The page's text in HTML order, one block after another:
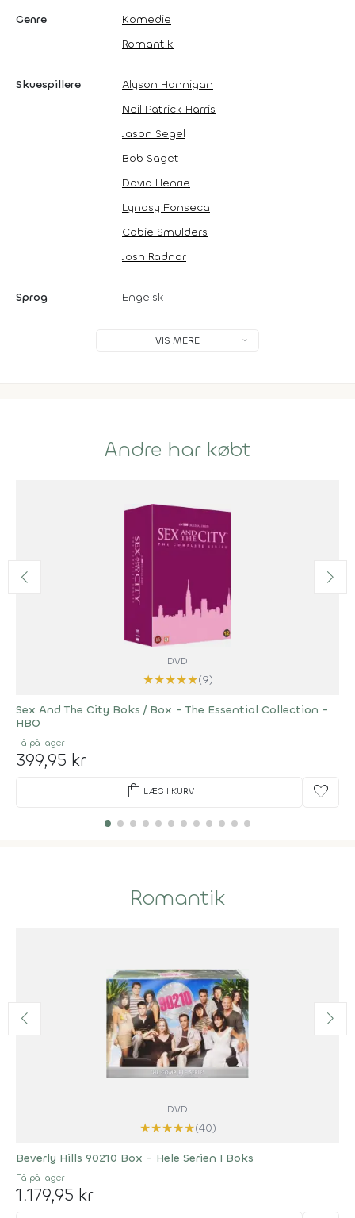
Genre
Komedie
Romantik
Skuespillere
Alyson Hannigan
Neil Patrick Harris
Jason Segel
Bob Saget
David Henrie
Lyndsy Fonseca
Cobie Smulders
Josh Radnor
Sprog Engelsk
VIS MERE
Andre har købt
DVD
★★★★★(9)
Sex And The City Boks / Box - The Essential Collection -
HBO
Få på lager
399,95 kr
shopping_bag LÆG I KURV favorite
Romantik
DVD
★★★★★(40)
Beverly Hills 90210 Box - Hele Serien I Boks
Få på lager
1.179,95 kr